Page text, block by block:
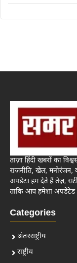
ताज़ा हिंदी खबरों का
राजनीति, खेल, मनोरंजन,
अपडेट। हम देते हैं तेज़,
ताकि आप हमेशा अपडेटेड
Categories
अंतरराष्ट्रीय
राष्ट्रीय